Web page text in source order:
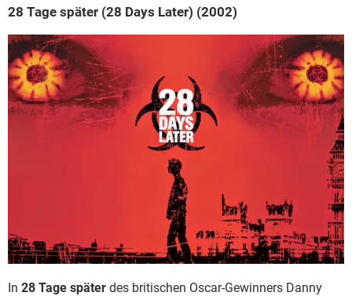
28 Tage später (28 Days Later) (2002)
In 28 Tage später des britischen Oscar-Gewinners Danny